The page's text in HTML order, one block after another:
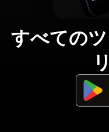
すべての